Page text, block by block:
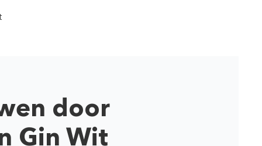
door
Gin Wit